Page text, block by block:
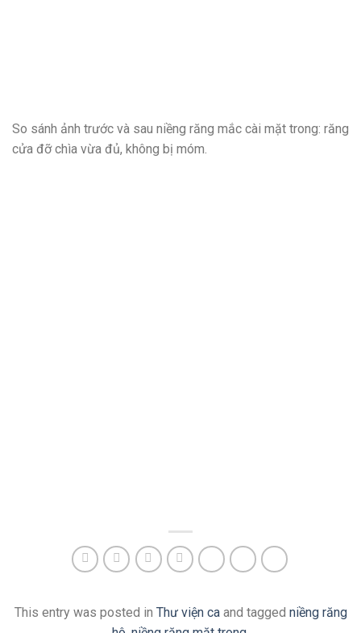
So sánh ảnh trước và sau niềng răng mắc cài mặt trong: răng
cửa đỡ chìa vừa đủ, không bị móm.
This entry was posted in Thư viện caand tagged niềng răng